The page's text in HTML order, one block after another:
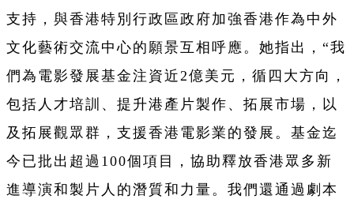
支持，與香港特別行政區政府加強香港作為中外
文化藝術交流中心的願景互相呼應。她指出，“我
們 為電影發展基金注資近2億美元，循四大方向，
包括人才培訓、提升港產片製作、拓展市場，以
及拓展觀眾群，支援香港電影業的發展。基金迄
今已批出超過100個項目，協助釋放香港眾多新
進導演和製片人的潛質和力量。 我們還通過劇本